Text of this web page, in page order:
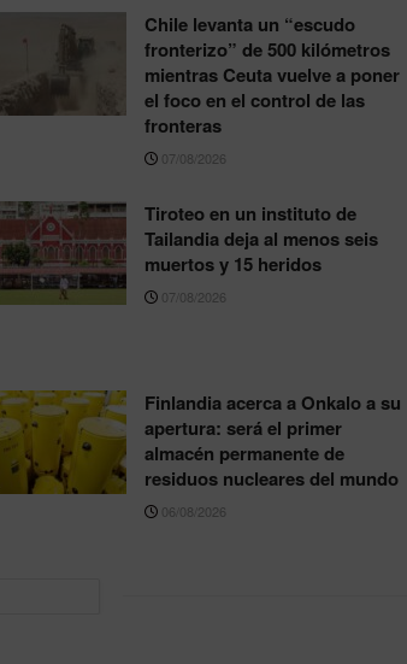
Chile levanta un “escudo
fronterizo” de 500 kilómetros
mientras Ceuta vuelve a poner
el foco en el control de las
fronteras
07/08/2026
Tiroteo en un instituto de
Tailandia deja al menos seis
muertos y 15 heridos
07/08/2026
Finlandia acerca a Onkalo a su
apertura: será el primer
almacén permanente de
residuos nucleares del mundo
06/08/2026